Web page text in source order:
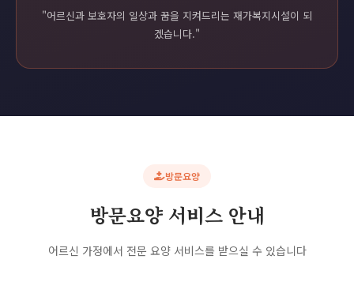
"어르신과 보호자의 일상과 꿈을 지켜드리는 재가복지시설이 되
겠습니다."
방문요양
방문요양 서비스 안내
어르신 가정에서 전문 요양 서비스를 받으실 수 있습니다